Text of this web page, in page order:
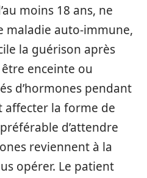
moins 18 ans, ne
maladie auto-immune,
la guérison après
enceinte ou
d’hormones pendant
affecter la forme de
d’attendre
reviennent à la
opérer. Le patient